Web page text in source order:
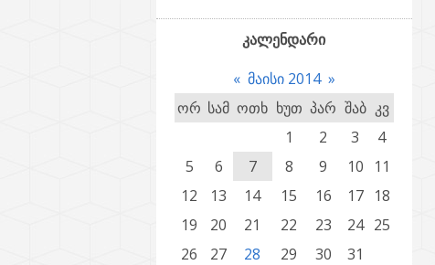
კალენდარი
« მაისი 2014 »
ორ სამ ოთხ ხუთ პარ შაბ კვ
1
2 3
4
5
6 7 8 9 10
11
12
13 14 15 16 17
18
19
20 21 22 23 24 25
26
27 28 29 30 31